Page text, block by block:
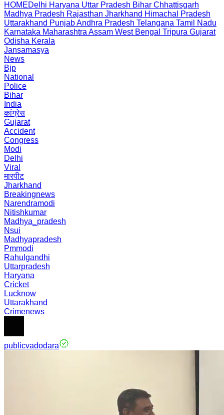
HOMEDelhi Haryana Uttar Pradesh Bihar Chhattisgarh
Madhya Pradesh Rajasthan Jharkhand Himachal Pradesh
Uttarakhand PunjabAndhra Pradesh Telangana Tamil Nadu
Karnataka Maharashtra Assam West Bengal Tripura Gujarat
Odisha Kerala
Jansamasya
News
Bjp
National
Police
Bihar
India
कांग्रेस
Gujarat
Accident
Congress
Modi
Delhi
Viral
मारपीट
Jharkhand
Breakingnews
Narendramodi
Nitishkumar
Madhya_pradesh
Nsui
Madhyapradesh
Pmmodi
Rahulgandhi
Uttarpradesh
Haryana
Cricket
Lucknow
Uttarakhand
Crimenews
publicvadodara